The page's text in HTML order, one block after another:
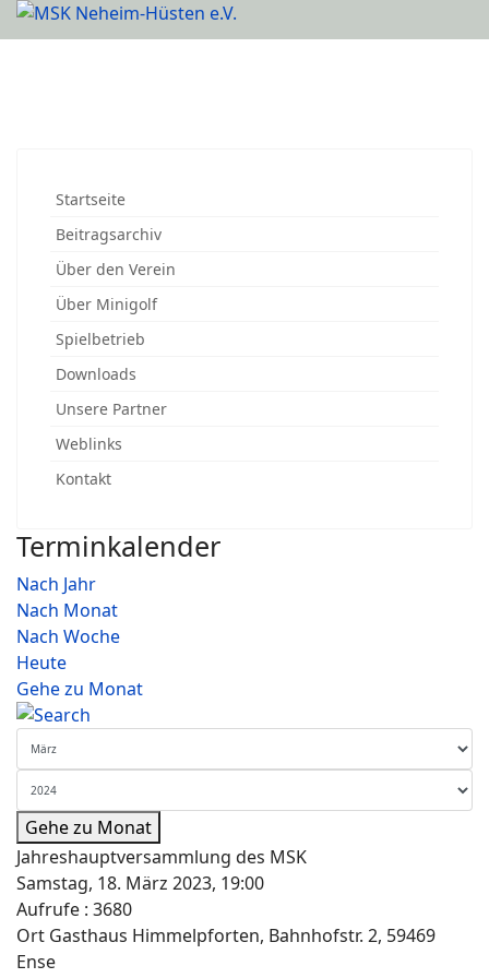
Startseite
Beitragsarchiv
Über den Verein
Über Minigolf
Spielbetrieb
Downloads
Unsere Partner
Weblinks
Kontakt
Terminkalender
Nach Jahr
Nach Monat
Nach Woche
Heute
Gehe zu Monat
Gehe zu Monat
Jahreshauptversammlung des MSK
Samstag, 18. März 2023, 19:00
Aufrufe : 3680
Ort Gasthaus Himmelpforten, Bahnhofstr. 2, 59469
Ense